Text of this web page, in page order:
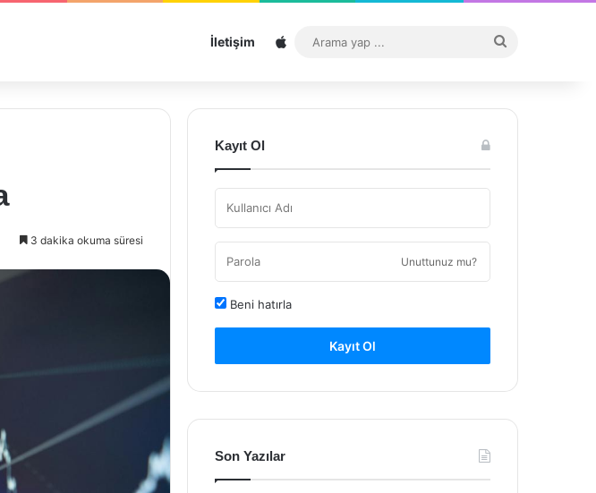
İletişim Sitemap
...
3 dakika okuma süresi
Kayıt Ol
Unuttunuz mu?
Beni hatırla
Kayıt Ol
Son Yazılar